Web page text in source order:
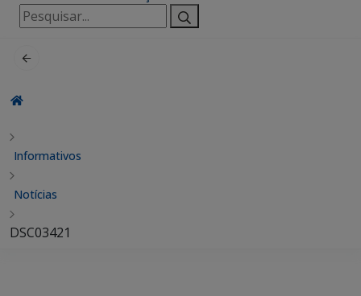
Pesquisar
por:
Informativos
Notícias
DSC03421